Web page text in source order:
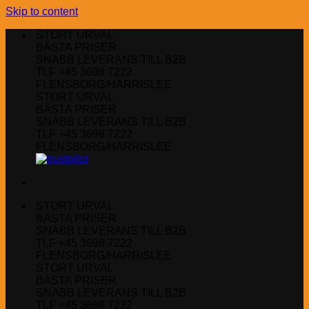
Skip to content